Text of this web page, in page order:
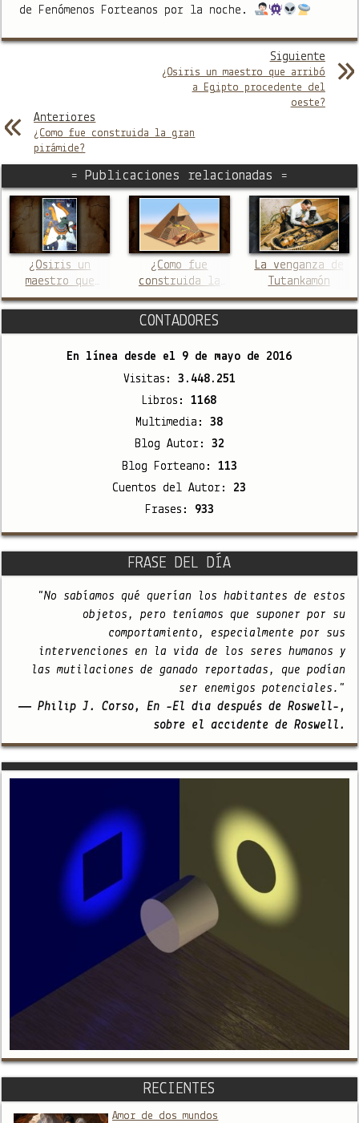
de Fenómenos Forteanos por la noche.
Siguiente
¿Osiris un maestro que arribó
a Egipto procedente del
oeste?
Anteriores
¿Como fue construida la gran
pirámide?
= Publicaciones relacionadas =
¿Osiris un
maestro que
arribó a Egipto
procedente del
¿Como fue
construida la
gran pirámide?
La venganza de
Tutankamón
CONTADORES
En línea desde el 9 de mayo de 2016
Visitas: 3.448.251
Libros:1168
Multimedia:38
Blog Autor: 32
Blog Forteano: 113
Cuentos del Autor: 23
Frases: 933
FRASE DEL DÍA
"No sabíamos qué querían los habitantes de estos
objetos, pero teníamos que suponer por su
comportamiento, especialmente por sus
intervenciones en la vida de los seres humanos y
las mutilaciones de ganado reportadas, que podían
ser enemigos potenciales."
— Philip J. Corso, En -El día después de Roswell-,
sobre el accidente de Roswell.
RECIENTES
Amor de dos mundos